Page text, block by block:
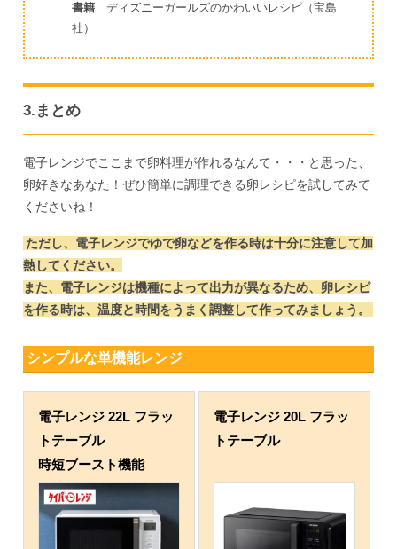
書籍ディズニーガールズのかわいいレシピ（宝島
社）
3.まとめ
電子レンジでここまで卵料理が作れるなんて・・・と思った、
卵好きなあなた！ぜひ簡単に調理できる卵レシピを試してみて
くださいね！
ただし、電子レンジでゆで卵などを作る時は十分に注意して加
熱してください。
また、電子レンジは機種によって出力が異なるため、卵レシピ
を作る時は、温度と時間をうまく調整して作ってみましょう。
シンプルな単機能レンジ
電子レンジ 22L フラッ
トテーブル
時短ブースト機能
電子レンジ 20L フラッ
トテーブル